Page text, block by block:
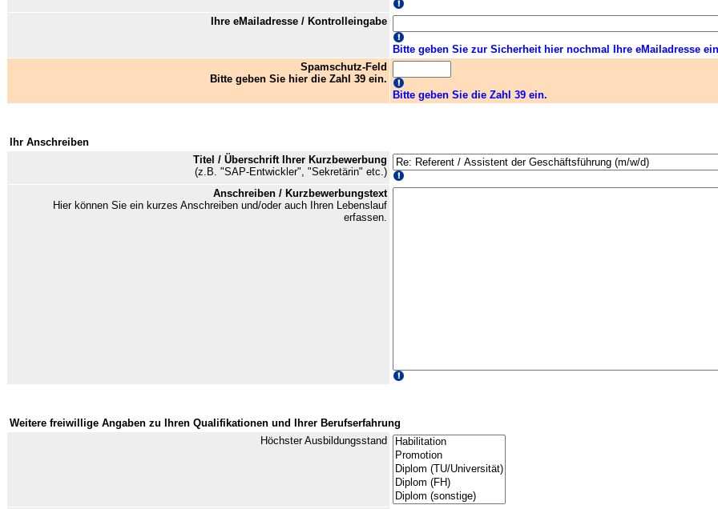
Ihre eMailadresse / Kontrolleingabe
Bitte geben Sie zur Sicherheit hier nochmal Ihre eMailadresse
Spamschutz-Feld
Bitte geben Sie hier die Zahl 39 ein.
Bitte geben Sie die Zahl 39 ein.
Ihr Anschreiben
Titel / Überschrift Ihrer Kurzbewerbung
(z.B. "SAP-Entwickler", "Sekretärin" etc.)
Anschreiben / Kurzbewerbungstext
Hier können Sie ein kurzes Anschreiben und/oder auch Ihren Lebenslauf
erfassen.
Weitere freiwillige Angaben zu Ihren Qualifikationen und Ihrer Berufserfahrung
Höchster Ausbildungsstand